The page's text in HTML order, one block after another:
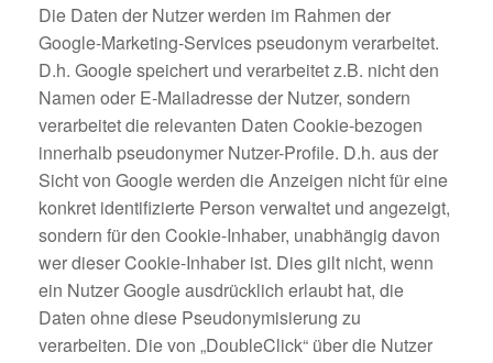
Die Daten der Nutzer werden im Rahmen der
Google-Marketing-Services pseudonym verarbeitet.
D.h. Google speichert und verarbeitet z.B. nicht den
Namen oder E-Mailadresse der Nutzer, sondern
verarbeitet die relevanten Daten Cookie-bezogen
innerhalb pseudonymer Nutzer-Profile. D.h. aus der
Sicht von Google werden die Anzeigen nicht für eine
konkret identifizierte Person verwaltet und angezeigt,
sondern für den Cookie-Inhaber, unabhängig davon
wer dieser Cookie-Inhaber ist. Dies gilt nicht, wenn
ein Nutzer Google ausdrücklich erlaubt hat, die
Daten ohne diese Pseudonymisierung zu
verarbeiten. Die von „DoubleClick“ über die Nutzer